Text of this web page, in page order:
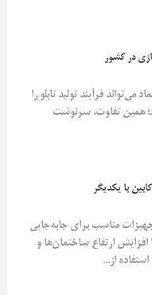
در کشور
فرآیند تولید تابلو را
همین تفاوت، سرنوشت
با یکدیگر
مناسب برای جابه‌جایی
افزایش ارتفاع ساختمان‌ها و
از...